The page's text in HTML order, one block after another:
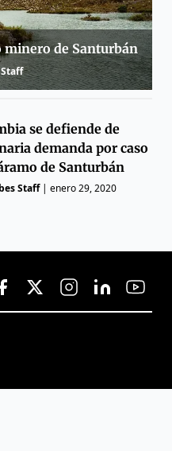
minero de Santurbán
se defiende de
demanda por caso
de Santurbán
Staff|enero 29, 2020